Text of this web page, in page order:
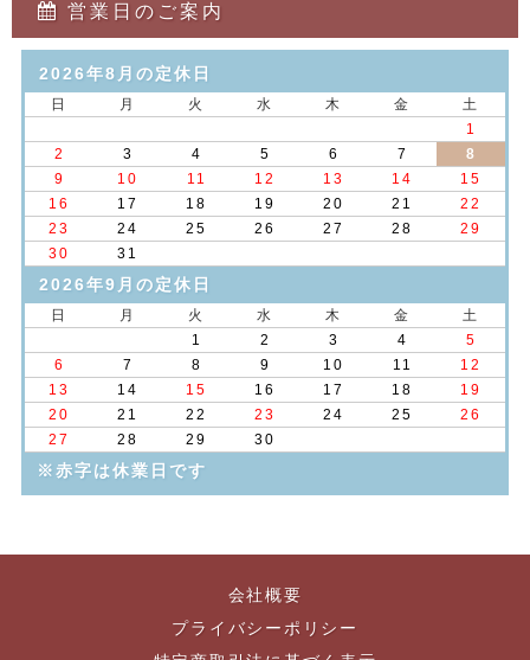
営業日のご案内
2026年8月の定休日
日 月 火 水 木 金
土
1
2
3 4 5 6 7
8
9
10 11 12 13 14
15
16
17 18 19 20 21
22
23
24 25 26 27 28
29
30
31
2026年9月の定休日
日 月 火 水 木 金
土
1
2 3 4
5
6
7 8 9 10 11
12
13
14 15 16 17 18
19
20
21 22 23 24 25
26
27
28 29 30
※赤字は休業日です
会社概要
プライバシーポリシー